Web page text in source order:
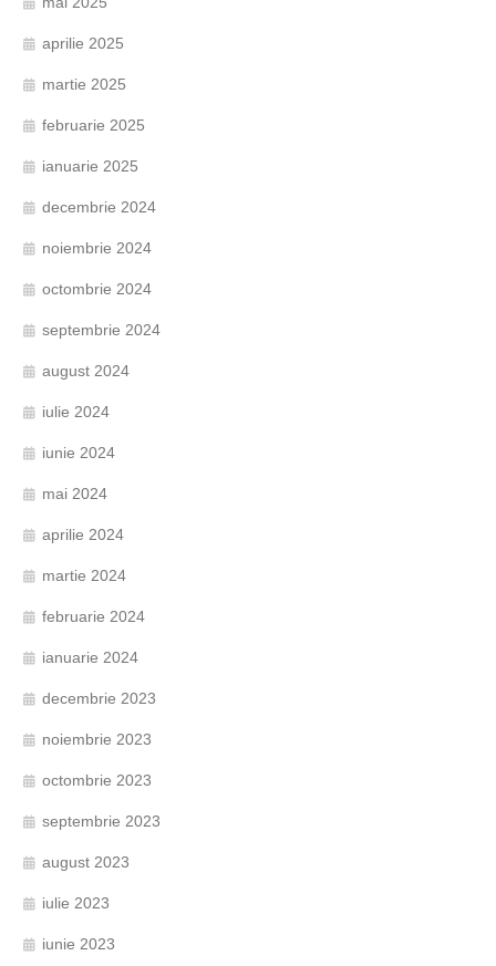
aprilie 2025
martie 2025
februarie 2025
ianuarie 2025
decembrie 2024
noiembrie 2024
octombrie 2024
septembrie 2024
august 2024
iulie 2024
iunie 2024
mai 2024
aprilie 2024
martie 2024
februarie 2024
ianuarie 2024
decembrie 2023
noiembrie 2023
octombrie 2023
septembrie 2023
august 2023
iulie 2023
iunie 2023